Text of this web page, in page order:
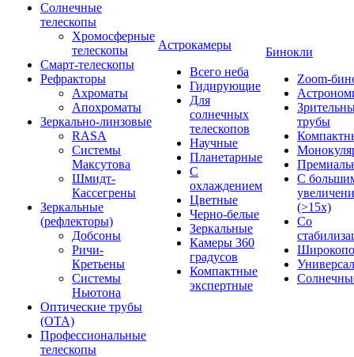
Солнечные
телескопы
Хромосферные
телескопы
Смарт-телескопы
Рефракторы
Ахроматы
Апохроматы
Зеркально-линзовые
RASA
Системы
Максутова
Шмидт-
Кассегрены
Зеркальные
(рефлекторы)
Добсоны
Ричи-
Кретьены
Системы
Ньютона
Оптические трубы
(OTA)
Профессиональные
телескопы
Астрокамеры
Всего неба
Гидирующие
Для
солнечных
телескопов
Научные
Планетарные
С
охлаждением
Цветные
Черно-белые
Зеркальные
Камеры 360
градусов
Компактные
экспертные
Бинокли
Zoom-
трубы
С
(>15x)
Со